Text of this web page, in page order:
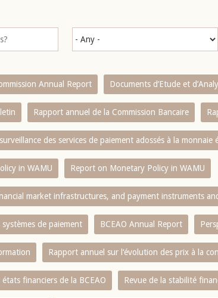
Annual Report Documents d’Etude et
Rapport annuel de la Commission Bancaire
des services de paiement adossés à la monnaie
in WAMU Report on Monetary Policy in WAMU
market infrastructures, and payment instruments
de paiement BCEAO Annual Report
Rapport annuel sur l‘évolution des prix à la
financiers de la BCEAO Revue de la stabilité